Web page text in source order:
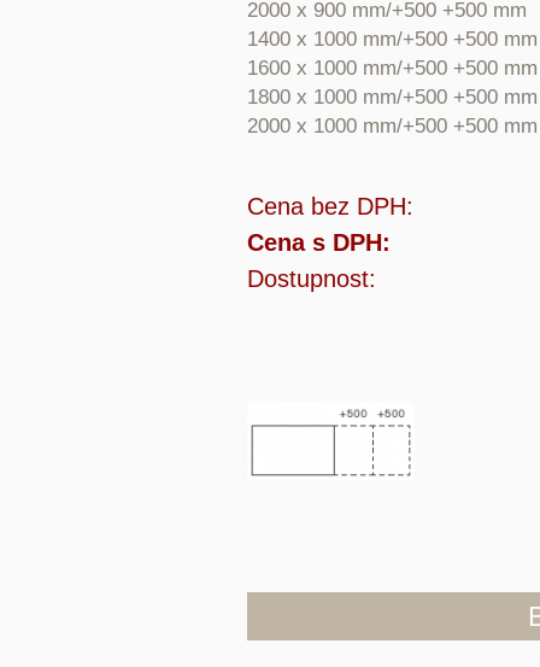
2000 x 900 mm/+500 +500 mm
1400 x 1000 mm/+500 +500 mm
1600 x 1000 mm/+500 +500 mm
1800 x 1000 mm/+500 +500 mm
2000 x 1000 mm/+500 +500 mm
Cena bez DPH:
Cena s DPH:
Dostupnost: